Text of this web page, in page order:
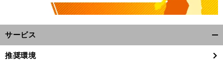
サービス
閉
推奨環境